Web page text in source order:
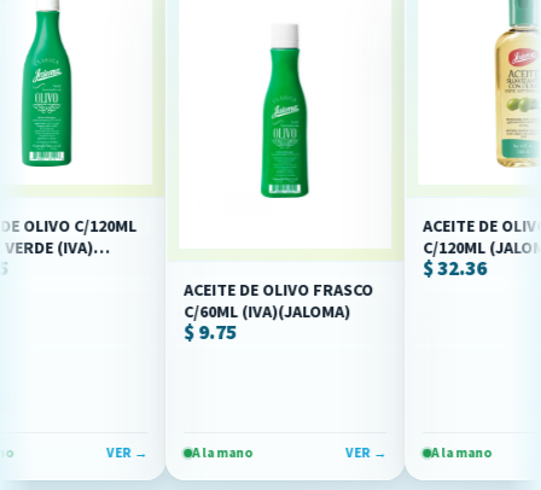
C/120ML
(IVA)
VER →
ACEITE DE OLIVO FRASCO
C/60ML (IVA)(JALOMA)
$ 9.75
A la mano VER →
ACEITE DE OLIVO
C/120ML
$ 32.36
A la mano